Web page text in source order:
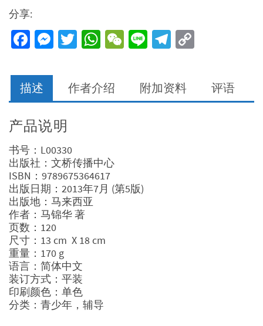
分享:
Facebook
Messenger
Twitter
WhatsApp
WeChat
LineTelegram
描述 作者介绍 附加资料 评语
产品说明
书号：L00330
出版社：文桥传播中心
ISBN：9789675364617
出版日期：2013年7月 (第5版)
出版地：马来西亚
作者：马锦华 著
页数：120
尺寸：13 cm X 18 cm
重量：170 g
语言：简体中文
装订方式：平装
印刷颜色：单色
分类：青少年，辅导